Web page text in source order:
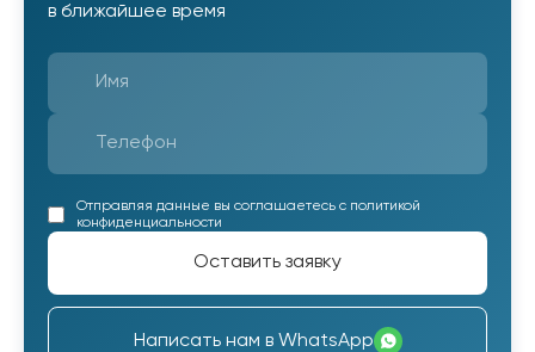
в ближайшее время
Отправляя данные вы соглашаетесь с политикой
конфиденциальности
Оставить заявку
Написать нам в WhatsApp